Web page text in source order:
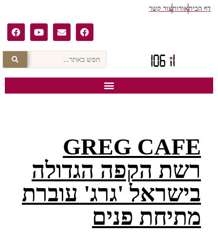
הביתאודותצור קשר
GREG CAFE
רשת הקפה הגדולה
בישראל 'גרג' עוברת
מתיחת פנים